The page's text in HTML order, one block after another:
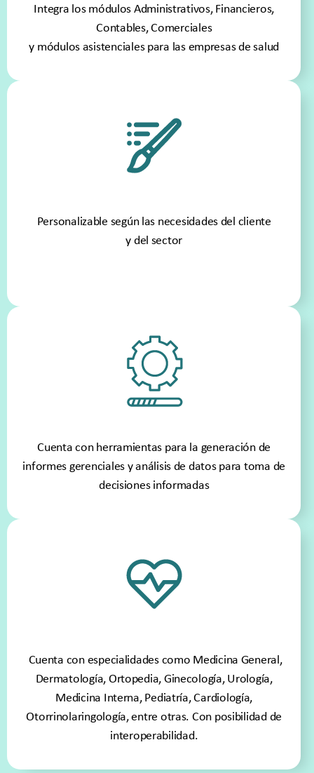
Integra los módulos Administrativos, Financieros,
Contables, Comerciales
y módulos asistenciales para las empresas de salud
Personalizable según las necesidades del cliente
y del sector
Cuenta con herramientas para la generación de
informes gerenciales y análisis de datos para toma de
decisiones informadas
Cuenta con especialidades como Medicina General,
Dermatología, Ortopedia, Ginecología, Urología,
Medicina Interna, Pediatría, Cardiología,
Otorrinolaringología, entre otras. Con posibilidad de
interoperabilidad.